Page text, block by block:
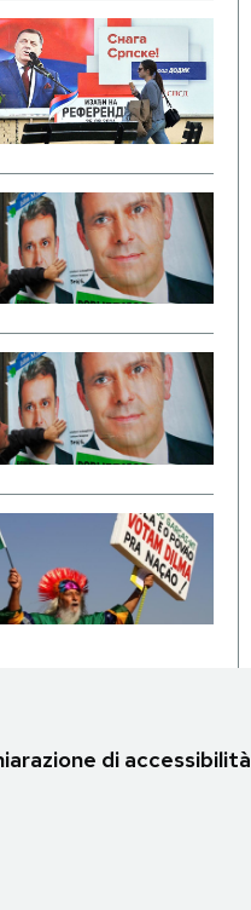
di accessibilità